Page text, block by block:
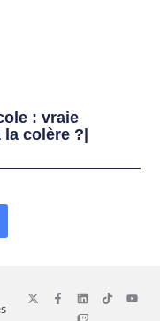
: vraie
colère ?|